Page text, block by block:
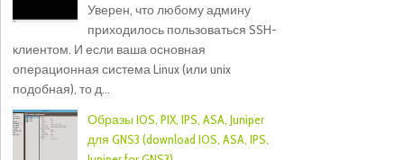
Уверен, что любому админу
приходилось пользоваться SSH-
клиентом. И если ваша основная
операционная система Linux (или unix
подобная), то д...
Образы IOS, PIX, IPS, ASA, Juniper
для GNS3 (download IOS, ASA, IPS,